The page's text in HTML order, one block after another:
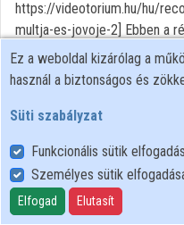
https://videotorium.hu/hu/
multja-es-jovoje-2] Ebben a
elméletének felismeréséhez
legfontosabb bizonyítékait.
(Világegyetemünk korát).
Hubble-állandó 06:19 A
meghatározása) 09:32 A
13:25 A tágulás mértéke
Ez a weboldal kizárólag a
használ a biztonságos és
Süti szabályzat
Funkcionális sütik
Személyes sütik
Elfogad Elutasít